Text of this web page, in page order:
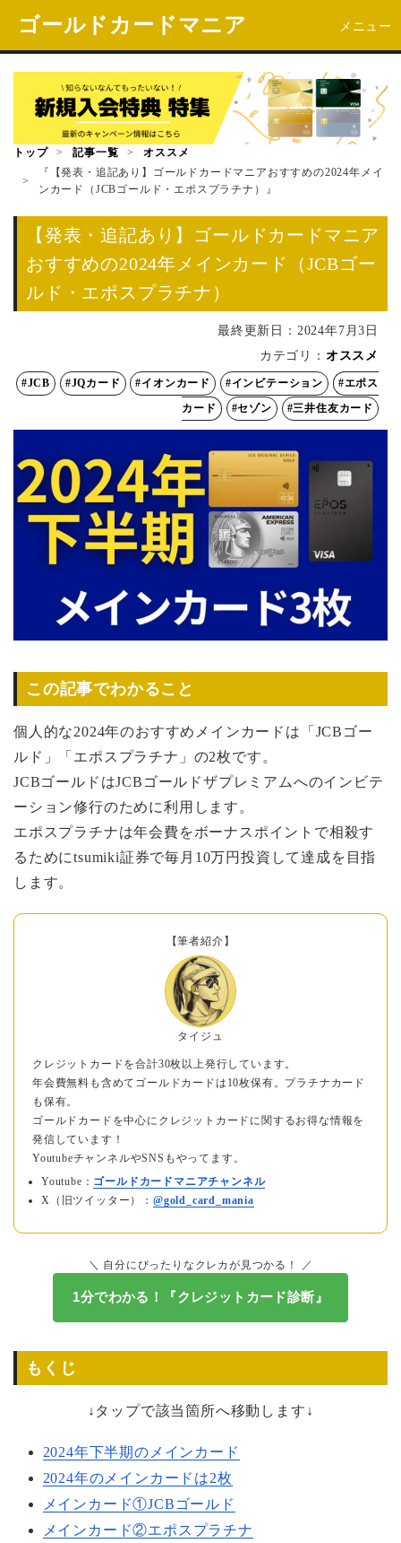
ゴールドカードマニア メニュー
トップ > 記事一覧 > オススメ
>
『【発表・追記あり】ゴールドカードマニアおすすめの2024年メイ
ンカード（JCBゴールド・エポスプラチナ）』
【発表・追記あり】ゴールドカードマニア
おすすめの2024年メインカード（JCBゴー
ルド・エポスプラチナ）
最終更新日： 2024年7月3日
カテゴリ： オススメ
#JCB #JQカード #イオンカード #インビテーション
#エポス
カード
#セゾン #三井住友カード
この記事でわかること
個人的な2024年のおすすめメインカードは「JCBゴー
ルド」「エポスプラチナ」の2枚です。
JCBゴールドはJCBゴールドザプレミアムへのインビテ
ーション修行のために利用します。
エポスプラチナは年会費をボーナスポイントで相殺す
るためにtsumiki証券で毎月10万円投資して達成を目指
します。
【筆者紹介】
タイジュ
クレジットカードを合計30枚以上発行しています。
年会費無料も含めてゴールドカードは10枚保有。プラチナカード
も保有。
ゴールドカードを中心にクレジットカードに関するお得な情報を
発信しています！
YoutubeチャンネルやSNSもやってます。
Youtube： ゴールドカードマニアチャンネル
X（旧ツイッター）： @gold_card_mania
＼ 自分にぴったりなクレカが見つかる！ ／
1分でわかる！『クレジットカード診断』
もくじ
↓タップで該当箇所へ移動します↓
2024年下半期のメインカード
2024年のメインカードは2枚
メインカード①JCBゴールド
メインカード②エポスプラチナ